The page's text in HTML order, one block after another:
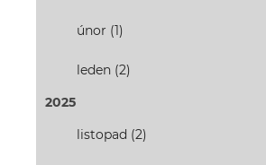
únor (1)
leden (2)
2025
listopad (2)